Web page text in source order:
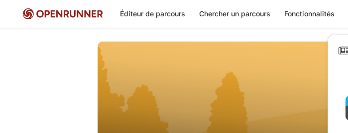
Éditeur de parcours Chercher un parcours Fonctionnalités